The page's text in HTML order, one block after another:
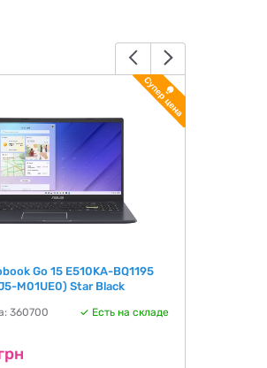
Go 15 E510KA-BQ1195
M01UE0) Star Black
360700 Есть на складе